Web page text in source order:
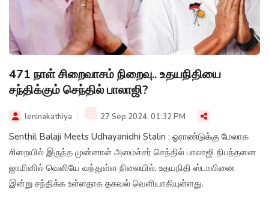
471 நாள் சிறைவாசம் நிறைவு.. உதயநிதியை
சந்திக்கும் செந்தில் பாலாஜி?
leninakathiya 27 Sep 2024, 01:32 PM
Senthil Balaji Meets Udhayanidhi Stalin : ஓராண்டுக்கு மேலாக
சிறையில் இருந்த முன்னாள் அமைச்சர் செந்தில் பாலாஜி நிபந்தனை
ஜாமினில் வெளியே வந்துள்ள நிலையில், உதயநிதி ஸ்டாலினை
இன்று சந்திக்க உள்ளதாக தகவல் வெளியாகியுள்ளது.